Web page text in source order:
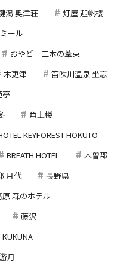
湯 奥津荘
灯屋 迎帆楼
ール
おやど 二本の葦束
木更津
笛吹川温泉 坐忘
亭
角上楼
KEYFOREST HOKUTO
BREATH HOTEL
木曽郡
月代
長野県
森のホテル
藤沢
KUKUNA
月